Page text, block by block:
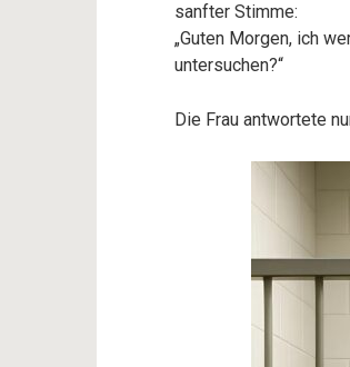
sanfter Stimme:
„Guten Morgen, ich
untersuchen?“
Die Frau antwortete